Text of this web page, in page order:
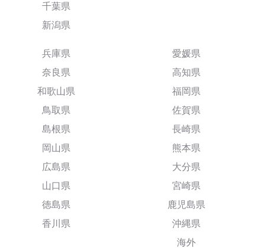
千葉県
新潟県
兵庫県
奈良県
和歌山県
鳥取県
島根県
岡山県
広島県
山口県
徳島県
香川県
愛媛県
高知県
福岡県
佐賀県
長崎県
熊本県
大分県
宮崎県
鹿児島県
沖縄県
海外